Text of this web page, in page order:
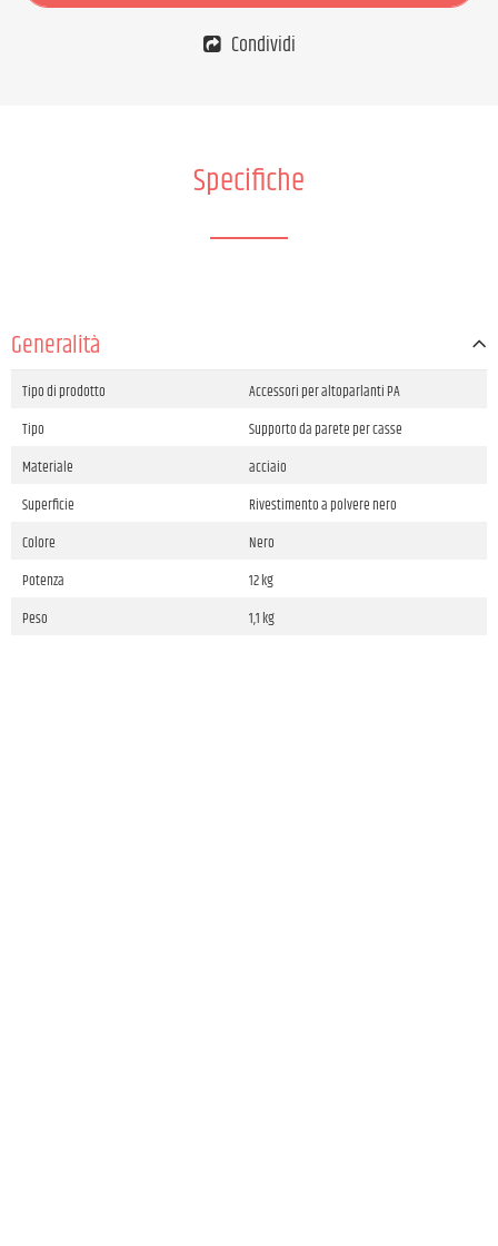
Condividi
Specifiche
Generalità
Tipo di prodotto
Accessori per altoparlanti PA
Tipo
Supporto da parete per casse
Materiale
acciaio
Superficie
Rivestimento a polvere nero
Colore
Nero
Potenza
12 kg
Peso
1,1 kg